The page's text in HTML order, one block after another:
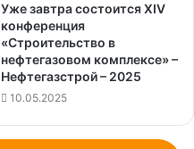
Уже завтра состоится XIV
конференция
«Строительство в
нефтегазовом комплексе» –
Нефтегазстрой – 2025
10.05.2025